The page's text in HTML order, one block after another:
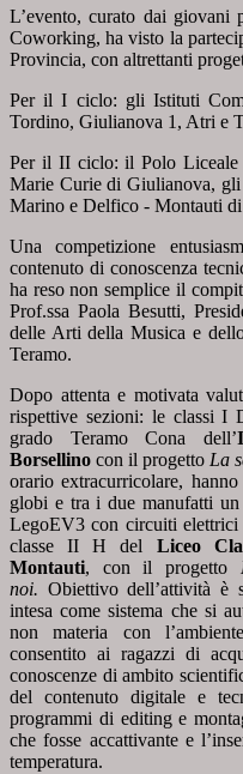
L’evento, curato dai giovani
Coworking, ha visto la
Provincia, con altrettanti
Per il I ciclo: gli Istituti
Tordino, Giulianova 1, Atri e
Per il II ciclo: il Polo
Marie Curie di Giulianova,
Marino e Delfico - Montauti di
Una competizione
contenuto di conoscenza
ha reso non semplice il
Prof.ssa Paola Besutti,
delle Arti della Musica e
Teramo.
Dopo attenta e motivata
rispettive sezioni: le classi I
grado Teramo Cona dell’
Borsellino con il progetto La
orario extracurricolare,
globi e tra i due manufatti
LegoEV3 con circuiti elettrici
classe II H del Liceo
Montauti, con il progetto
noi. Obiettivo dell’attività è
intesa come sistema che si
non materia con
consentito ai ragazzi di
conoscenze di ambito
del contenuto digitale e
programmi di editing e
che fosse accattivante e
temperatura.